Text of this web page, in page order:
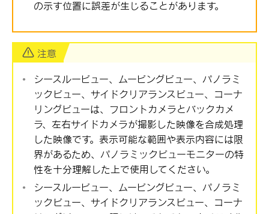
の示す位置に誤差が生じることがあります。
注意
シースルービュー、ムービングビュー、パノラミ
ックビュー、サイドクリアランスビュー、コーナ
リングビューは、フロントカメラとバックカメ
ラ、左右サイドカメラが撮影した映像を合成処理
した映像です。表示可能な範囲や表示内容には限
界があるため、パノラミックビューモニターの特
性を十分理解した上で使用してください。
シースルービュー、ムービングビュー、パノラミ
ックビュー、サイドクリアランスビュー、コーナ